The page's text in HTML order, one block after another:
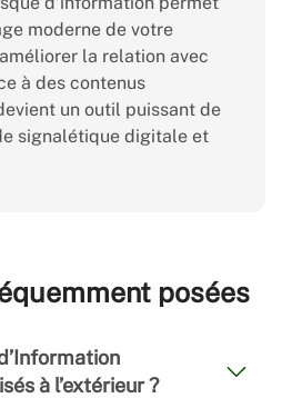
moderne de votre
la relation avec
à des contenus
un outil puissant de
signalétique digitale et
posées
à l’extérieur ?